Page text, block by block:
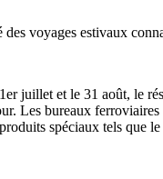
voyages estivaux
juillet et le 31 août, le
Les bureaux
spéciaux tels